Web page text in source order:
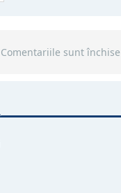
Comentariile sunt închise